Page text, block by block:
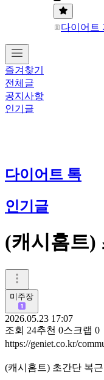
다이어트
즐겨찾기
전체글
공지사항
인기글
다이어트 톡
인기글
(캐시홈트)
미주장
2026.05.23 17:07
조회 24추천 0스크랩 0
https://geniet.co.kr/
(캐시홈트) 초간단 복